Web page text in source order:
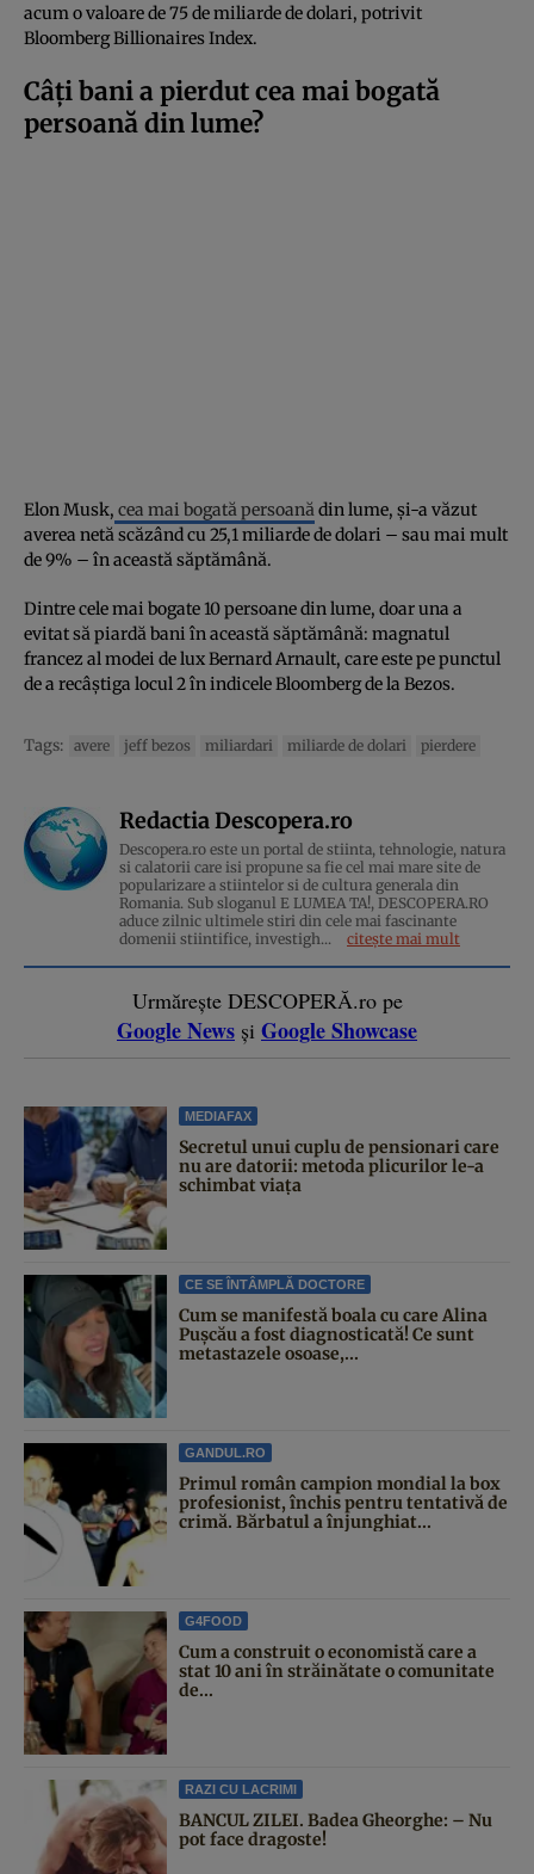
acum o valoare de 75 de miliarde de dolari, potrivit
Bloomberg Billionaires Index.
Câți bani a pierdut cea mai bogată
persoană din lume?
Elon Musk, cea mai bogată persoanădin lume, și-a văzut
averea netă scăzând cu 25,1 miliarde de dolari – sau mai mult
de 9% – în această săptămână.
Dintre cele mai bogate 10 persoane din lume, doar una a
evitat să piardă bani în această săptămână: magnatul
francez al modei de lux Bernard Arnault, care este pe punctul
de a recâștiga locul 2 în indicele Bloomberg de la Bezos.
Tags: avere jeff bezos miliardari miliarde de dolari pierdere
Redactia Descopera.ro
Descopera.ro este un portal de stiinta, tehnologie, natura
si calatorii care isi propune sa fie cel mai mare site de
popularizare a stiintelor si de cultura generala din
Romania. Sub sloganul E LUMEA TA!, DESCOPERA.RO
aduce zilnic ultimele stiri din cele mai fascinante
domenii stiintifice, investigh...
citește mai mult
Urmărește DESCOPERĂ.ro pe
Google News și Google Showcase
MEDIAFAX
Secretul unui cuplu de pensionari care
nu are datorii: metoda plicurilor le-a
schimbat viața
CE SE ÎNTÂMPLĂ DOCTORE
Cum se manifestă boala cu care Alina
Pușcău a fost diagnosticată! Ce sunt
metastazele osoase,...
GANDUL.RO
Primul român campion mondial la box
profesionist, închis pentru tentativă de
crimă. Bărbatul a înjunghiat...
G4FOOD
Cum a construit o economistă care a
stat 10 ani în străinătate o comunitate
de...
RAZI CU LACRIMI
BANCUL ZILEI. Badea Gheorghe: – Nu
pot face dragoste!